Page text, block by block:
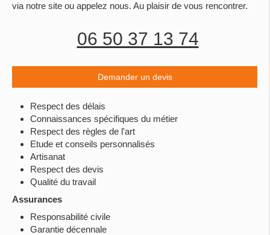
via notre site ou appelez nous. Au plaisir de vous rencontrer.
06 50 37 13 74
Demander un devis
Respect des délais
Connaissances spécifiques du métier
Respect des règles de l'art
Etude et conseils personnalisés
Artisanat
Respect des devis
Qualité du travail
Assurances
Responsabilité civile
Garantie décennale